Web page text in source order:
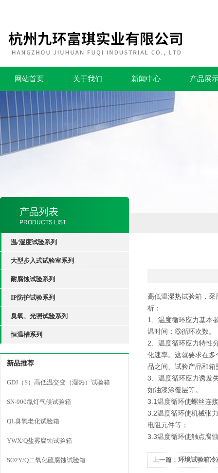
网站首页 关于我们 新闻中心 产品展
产品列表
PRODUCTS LIST
温/湿度试验系列
大型步入式试验室系列
耐腐蚀试验系列
IP防护试验系列
臭氧、光照试验系列
恒温槽系列
新品推荐
GDJ（S）高低温交变（湿热）试验箱
SN-900氙灯气候试验箱
QL臭氧老化试验箱
YWX/Q盐雾腐蚀试验箱
SO2Y/Q二氧化硫腐蚀试验箱
高低温湿热试验箱，
析：
1、温度循环应力基
温时间；⑥循环次数。
2、温度循环应力特性
化速率。这就要求在
品之间、试验产品和箱
3、温度循环应力诱发
如油漆涂覆层等。
3.1温度循环使螺丝连
3.2温度循环使机械张
电阻元件等；
3.3温度循环使触点腐
上一篇： 环境试验箱冷